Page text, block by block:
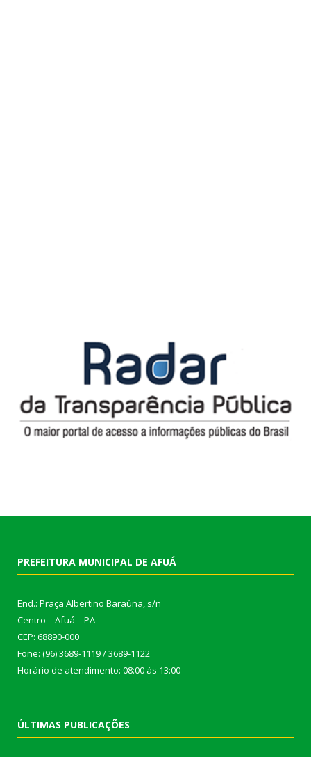
PREFEITURA MUNICIPAL DE AFUÁ
End.: Praça Albertino Baraúna, s/n
Centro – Afuá – PA
CEP: 68890-000
Fone: (96) 3689-1119 / 3689-1122
Horário de atendimento: 08:00 às 13:00
ÚLTIMAS PUBLICAÇÕES